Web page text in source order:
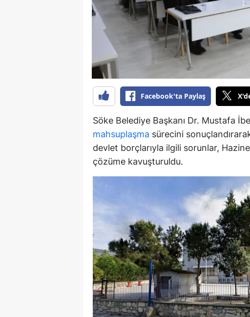
Tekirdağ
Tokat
Trabzon
Şanlıurfa
Yozgat
Aksaray
Bayburt
Karaman
Kırıkkale
Batman
Şırnak
Bartın
Facebook'ta Paylaş
Söke Belediye Başkanı Dr. Mustafa
mahsuplaşma sürecini
devlet borçlarıyla ilgili sorunlar, Hazine
çözüme kavuşturuldu.